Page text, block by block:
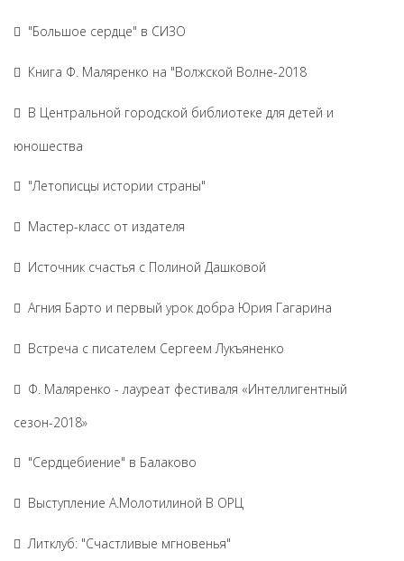
"Большое сердце" в СИЗО
Книга Ф. Маляренко на "Волжской Волне-2018
В Центральной городской библиотеке для детей и
юношества
"Летописцы истории страны"
Мастер-класс от издателя
Источник счастья с Полиной Дашковой
Агния Барто и первый урок добра Юрия Гагарина
Встреча с писателем Сергеем Лукъяненко
Ф. Маляренко - лауреат фестиваля «Интеллигентный
сезон-2018»
"Сердцебиение" в Балаково
Выступление А.Молотилиной В ОРЦ
Литклуб: "Счастливые мгновенья"